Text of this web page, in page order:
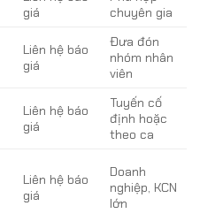
giá
chuyên gia
Liên hệ báo
giá
Đưa đón
nhóm nhân
viên
Liên hệ báo
giá
Tuyến cố
định hoặc
theo ca
Liên hệ báo
giá
Doanh
nghiệp, KCN
lớn